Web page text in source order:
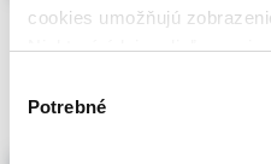
cookies umožňujú
Niektoré údaje zdieľame aj
cookies.
súhlasu
Potrebné
🍌 Dodanie môže